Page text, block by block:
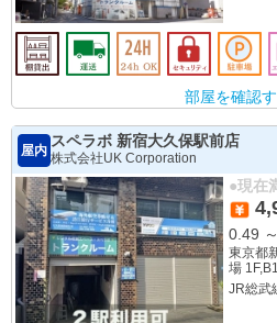
部屋を確認
屋内
スペラボ 新宿大久保駅前店
株式会社UK Corporation
●現在
0.49 ～
東京都
場
JR総武